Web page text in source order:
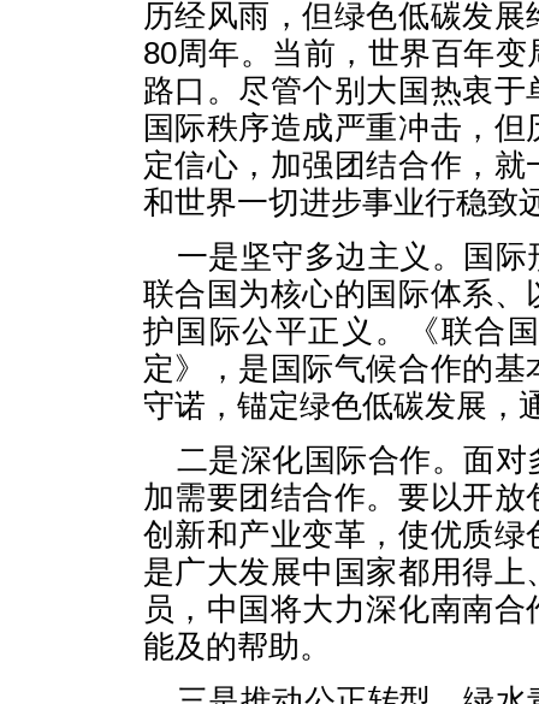
历经风雨，但绿色低碳发
80周年。当前，世界百年
路口。尽管个别大国热衷
国际秩序造成严重冲击，
定信心，加强团结合作，
和世界一切进步事业行稳致
一是坚守多边主义。国
联合国为核心的国际体系
护国际公平正义。《联合
定》，是国际气候合作的
守诺，锚定绿色低碳发展，
二是深化国际合作。面
加需要团结合作。要以开
创新和产业变革，使优质
是广大发展中国家都用得
员，中国将大力深化南南
能及的帮助。